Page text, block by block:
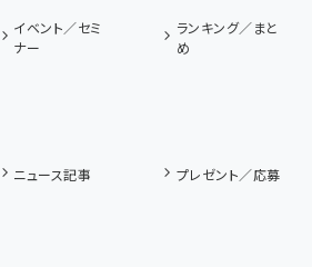
イベント／セミ
ナー
ランキング／まと
め
ニュース記事
プレゼント／応募